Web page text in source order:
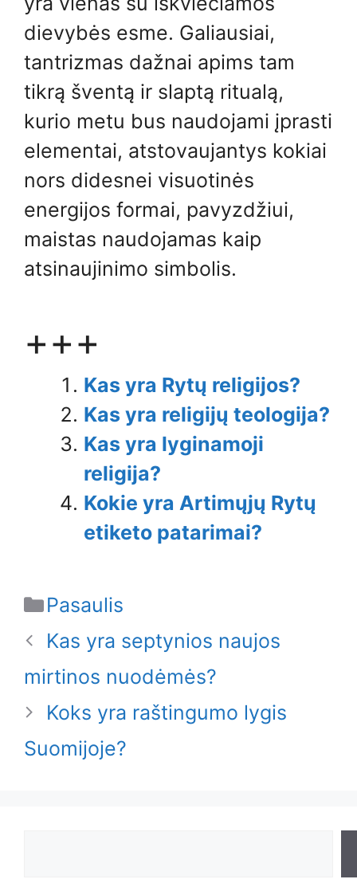
dievybės esme. Galiausiai,
tantrizmas dažnai apims tam
tikrą šventą ir slaptą ritualą,
kurio metu bus naudojami įprasti
elementai, atstovaujantys kokiai
nors didesnei visuotinės
energijos formai, pavyzdžiui,
maistas naudojamas kaip
atsinaujinimo simbolis.
+++
Kas yra Rytų religijos?
Kas yra religijų teologija?
Kas yra lyginamoji
religija?
Kokie yra Artimųjų Rytų
etiketo patarimai?
Categories
Pasaulis
Kas yra septynios naujos
mirtinos nuodėmės?
Koks yra raštingumo lygis
Suomijoje?